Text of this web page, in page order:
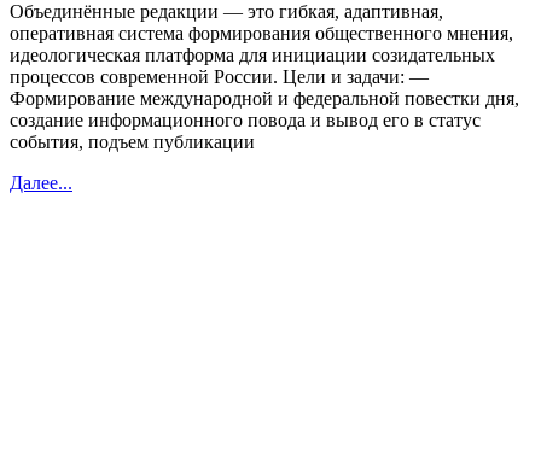
Объединённые редакции — это гибкая, адаптивная,
оперативная система формирования общественного мнения,
идеологическая платформа для инициации созидательных
процессов современной России. Цели и задачи: —
Формирование международной и федеральной повестки дня,
создание информационного повода и вывод его в статус
события, подъем публикации
Далее...